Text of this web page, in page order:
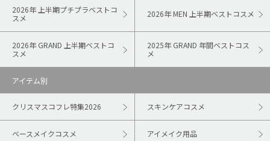
2026年 上半期プチプラベストコ
スメ
2026年 MEN 上半期ベストコスメ
2026年 GRAND 上半期ベストコ
スメ
2025年 GRAND 年間ベストコス
メ
アイテム別
クリスマスコフレ特集2026 スキンケアコスメ
ベースメイクコスメ アイメイク用品